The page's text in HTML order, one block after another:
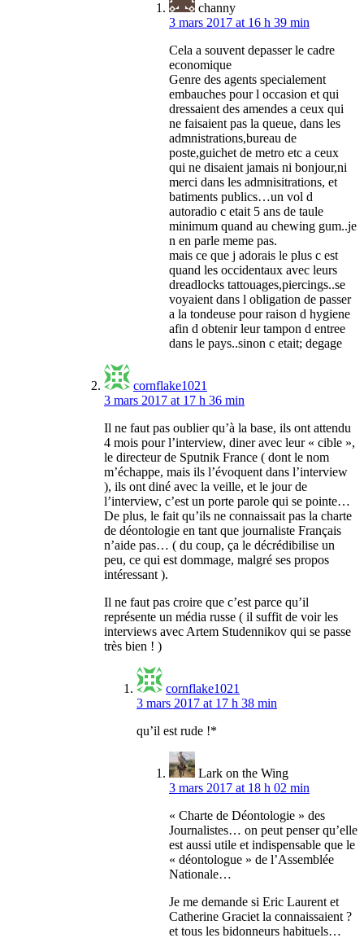
channy
3 mars 2017 at 16 h 39 min
Cela a souvent depasser le cadre
economique
Genre des agents specialement
embauches pour l occasion et qui
dressaient des amendes a ceux qui
ne faisaient pas la queue, dans les
admnistrations,bureau de
poste,guichet de metro etc a ceux
qui ne disaient jamais ni bonjour,ni
merci dans les admnisitrations, et
batiments publics…un vol d
autoradio c etait 5 ans de taule
minimum quand au chewing gum..je
n en parle meme pas.
mais ce que j adorais le plus c est
quand les occidentaux avec leurs
dreadlocks tattouages,piercings..se
voyaient dans l obligation de passer
a la tondeuse pour raison d hygiene
afin d obtenir leur tampon d entree
dans le pays..sinon c etait; degage
cornflake1021
3 mars 2017 at 17 h 36 min
Il ne faut pas oublier qu’à la base, ils ont attendu
4 mois pour l’interview, diner avec leur « cible »,
le directeur de Sputnik France ( dont le nom
m’échappe, mais ils l’évoquent dans l’interview
), ils ont diné avec la veille, et le jour de
l’interview, c’est un porte parole qui se pointe…
De plus, le fait qu’ils ne connaissait pas la charte
de déontologie en tant que journaliste Français
n’aide pas… ( du coup, ça le décrédibilise un
peu, ce qui est dommage, malgré ses propos
intéressant ).
Il ne faut pas croire que c’est parce qu’il
représente un média russe ( il suffit de voir les
interviews avec Artem Studennikov qui se passe
très bien ! )
cornflake1021
3 mars 2017 at 17 h 38 min
qu’il est rude !*
Lark on the Wing
3 mars 2017 at 18 h 02 min
« Charte de Déontologie » des
Journalistes… on peut penser qu’elle
est aussi utile et indispensable que le
« déontologue » de l’Assemblée
Nationale…
Je me demande si Eric Laurent et
Catherine Graciet la connaissaient ?
et tous les bidonneurs habituels…